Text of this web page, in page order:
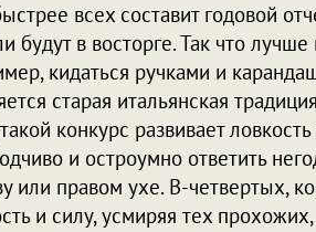
всех составит годовой
в восторге. Так что лучше
кидаться ручками и
старая итальянская
конкурс развивает
и остроумно ответить
или правом ухе. В-четвертых,
и силу, усмиряя тех